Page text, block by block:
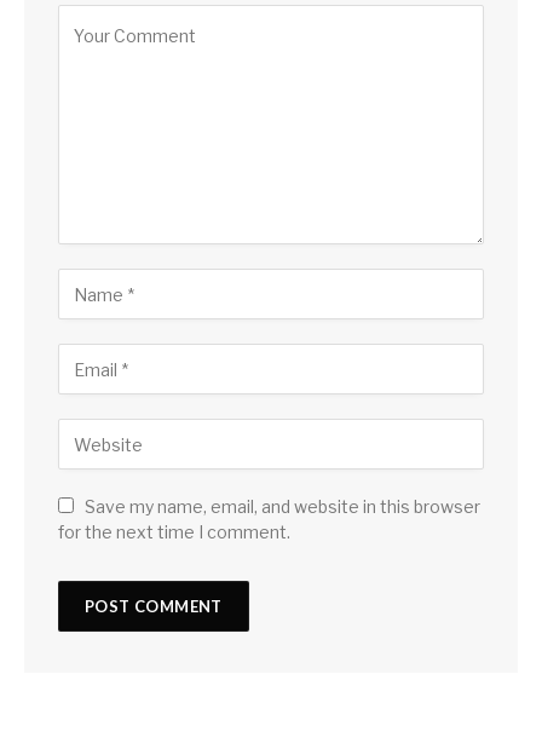
Save my name, email, and website in this browser
for the next time I comment.